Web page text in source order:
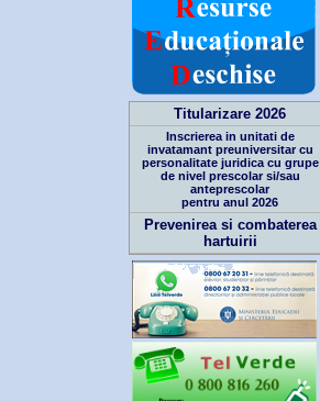
Titularizare 2026
Inscrierea in unitati de
invatamant preuniversitar cu
personalitate juridica cu grupe
de nivel prescolar si/sau
anteprescolar
pentru anul 2026
Prevenirea si combaterea
hartuirii